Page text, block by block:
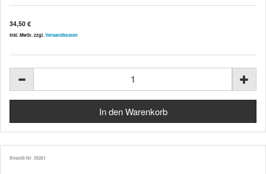
34,50 €
inkl. MwSt. zzgl. Versandkosten
Bestell-Nr. 59261